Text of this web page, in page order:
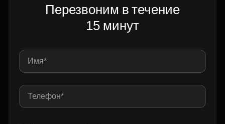
Перезвоним в течение
15 минут